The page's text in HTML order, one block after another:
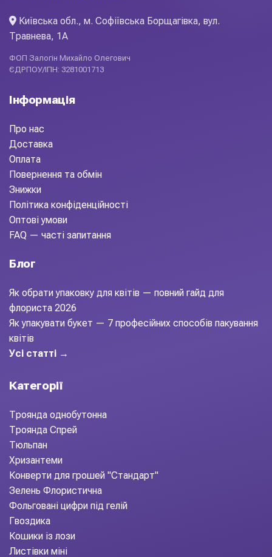
Київська обл., м. Софіївська Борщагівка, вул.
Травнева, 1А
ФОП Залогін Михайло Олегович
ЄДРПОУ/ІПН: 3281001713
Інформація
Про нас
Доставка
Оплата
Повернення та обмін
Знижки
Політика конфіденційності
Оптові умови
FAQ — часті запитання
Блог
Як обрати упаковку для квітів — повний гайд для
флориста 2026
Як упакувати букет — 7 професійних способів пакування
квітів
Усі статті →
Категорії
Троянда однобутонна
Троянда Спрей
Тюльпан
Хризантеми
Конверти для грошей "Стандарт"
Зелень Флористична
Фольговані цифри під гелій
Гвоздика
Кошики із лози
Листівки міні